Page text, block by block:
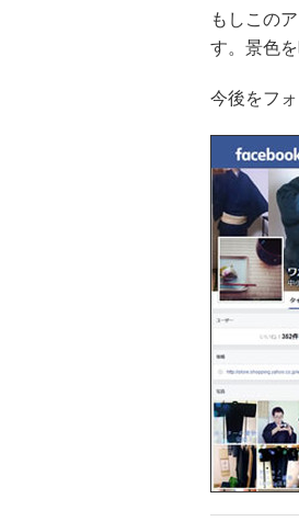
もしこの
す。景色
今後をフ